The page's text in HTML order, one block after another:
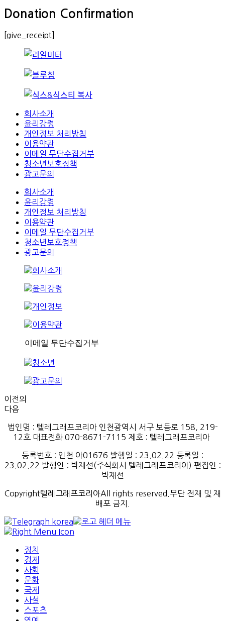
Donation Confirmation
[give_receipt]
회사소개
윤리강령
개인정보 처리방침
이용약관
이메일 무단수집거부
청소년보호정책
광고문의
회사소개
윤리강령
개인정보 처리방침
이용약관
이메일 무단수집거부
청소년보호정책
광고문의
이전의
다음
법인명 : 텔레그래프코리아 인천광역시 서구 보듬로 158, 219-
12호 대표전화 070-8671-7115 제호 : 텔레그래프코리아
등록번호 : 인천 아01676 발행일 : 23.02.22 등록일 :
23.02.22 발행인 : 박재선(주식회사텔레그래프코리아) 편집인 :
박재선
Copyright텔레그래프코리아All rights reserved.무단 전재 및 재
배포 금지.
정치
경제
사회
문화
국제
사설
스포츠